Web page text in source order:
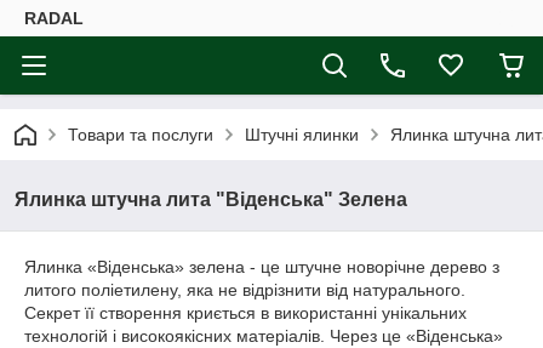
RADAL
Товари та послуги Штучні ялинки Ялинка штучна
Ялинка штучна лита "Віденська" Зелена
Ялинка «Віденська» зелена - це штучне новорічне дерево з
литого поліетилену, яка не відрізнити від натурального.
Секрет її створення криється в використанні унікальних
технологій і високоякісних матеріалів. Через це «Віденська»